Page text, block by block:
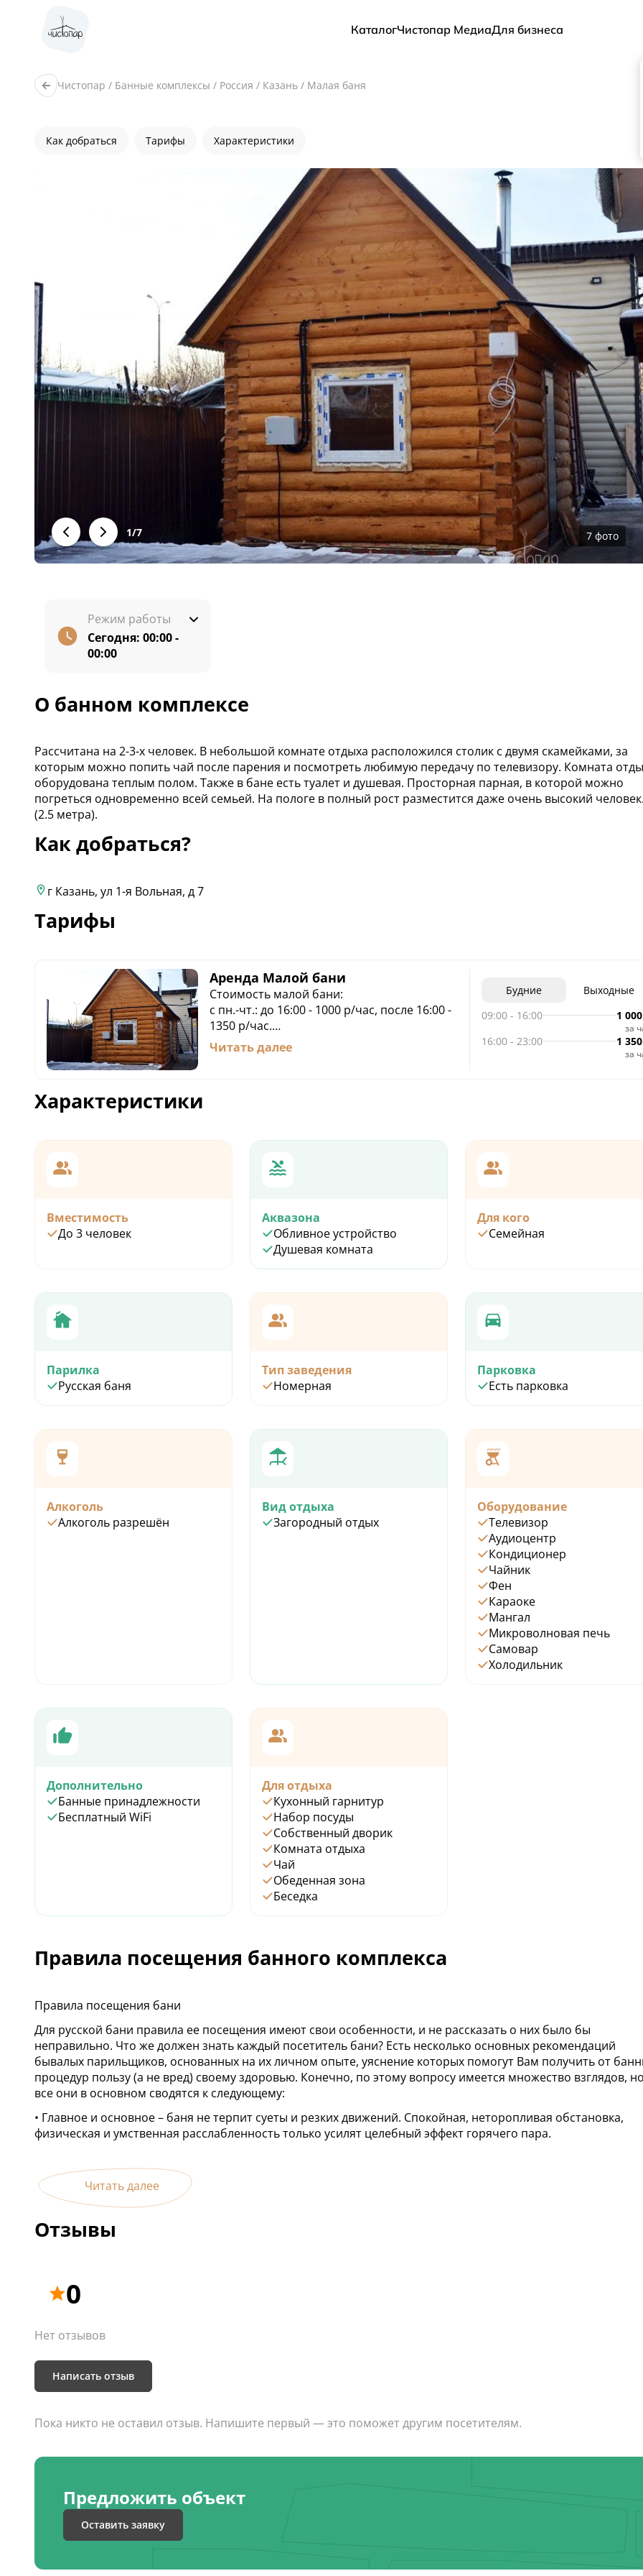
КаталогЧистопар МедиаДля бизнеса
Чистопар / Банные комплексы / Россия / Казань / Малая баня
Как добраться Тарифы Характеристики
1/7 7 фото
Режим работы
Сегодня: 00:00 -
00:00
О банном комплексе
Рассчитана на 2-3-х человек. В небольшой комнате отдыха расположился столик с двумя скамейками, за
которым можно попить чай после парения и посмотреть любимую передачу по телевизору. Комната
оборудована теплым полом. Также в бане есть туалет и душевая. Просторная парная, в которой можно
погреться одновременно всей семьей. На пологе в полный рост разместится даже очень высокий человек.
(2.5 метра).
Как добраться?
г Казань, ул 1-я Вольная, д 7
Тарифы
Аренда Малой бани
Стоимость малой бани:
с пн.-чт.: до 16:00 - 1000 р/час, после 16:00 -
1350 р/час.
пятница, суббота, воскресенье: 1550 р/час.
С пон. по чт, в вечернее время каждый 4-й
времени)
Читать далее
Будние
Выходные
09:00 - 16:00 1 000
за
16:00 -23:00 1 350
за
Характеристики
Вместимость
До 3 человек
Аквазона
Обливное устройство
Душевая комната
Для кого
Семейная
Парилка
Русская баня
Тип заведения
Номерная
Парковка
Есть парковка
Алкоголь
Алкоголь разрешён
Вид отдыха
Загородный отдых
Оборудование
Телевизор
Аудиоцентр
Кондиционер
Чайник
Фен
Караоке
Мангал
Микроволновая печь
Самовар
Холодильник
Дополнительно
Банные принадлежности
Бесплатный WiFi
Для отдыха
Кухонный гарнитур
Набор посуды
Собственный дворик
Комната отдыха
Чай
Обеденная зона
Беседка
Правила посещения банного комплекса
Правила посещения бани
Для русской бани правила ее посещения имеют свои особенности, и не рассказать о них было бы
неправильно. Что же должен знать каждый посетитель бани? Есть несколько основных рекомендаций
бывалых парильщиков, основанных на их личном опыте, уяснение которых помогут Вам получить от
процедур пользу (а не вред) своему здоровью. Конечно, по этому вопросу имеется множество взглядов, но
все они в основном сводятся к следующему:
• Главное и основное – баня не терпит суеты и резких движений. Спокойная, неторопливая обстановка,
физическая и умственная расслабленность только усилят целебный эффект горячего пара.
Читать далее
Отзывы
0
Нет отзывов
Написать отзыв
Пока никто не оставил отзыв. Напишите первый — это поможет другим посетителям.
Предложить объект
Оставить заявку